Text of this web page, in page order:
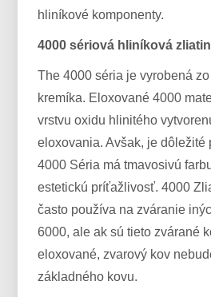
hliníkové komponenty.
4000 sériová hliníková
The 4000 séria je vyrobená
kremíka. Eloxované 4000
vrstvu oxidu hlinitého
eloxovania. Avšak, je dôležité
4000 Séria má tmavosivú
estetickú príťažlivosť. 4000
často používa na zváranie
6000, ale ak sú tieto zvárané
eloxované, zvarový kov
základného kovu.